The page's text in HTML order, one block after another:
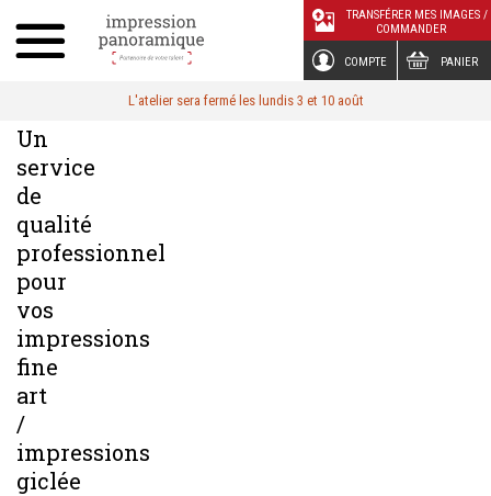
COMPTE PANIER
TRANSFÉRER MES IMAGES /
COMMANDER
L'atelier sera fermé les lundis 3 et 10 août
Un
service
de
qualité
professionnel
pour
vos
impressions
fine
art
/
impressions
giclée